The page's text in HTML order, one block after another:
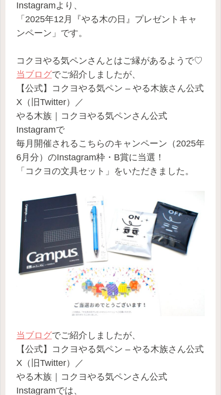
Instagramより、
「2025年12月『やる木の日』プレゼントキャ
ンペーン」です。
コクヨやる気ペンさんとはご縁があるようで♡
当ブログでご紹介しましたが、
【公式】コクヨやる気ペン – やる木族さん公式
X（旧Twitter）／
やる木族｜コクヨやる気ペンさん公式
Instagramで
毎月開催されるこちらのキャンペーン（2025年
6月分）のInstagram枠・B賞に当選！
「コクヨの文具セット」をいただきました。
当ブログでご紹介しましたが、
【公式】コクヨやる気ペン – やる木族さん公式
X（旧Twitter）／
やる木族｜コクヨやる気ペンさん公式
Instagramでは、